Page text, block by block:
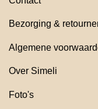
Bezorging &
Algemene
Over Simeli
Foto's